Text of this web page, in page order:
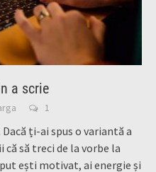
a scrie
1
ți-ai spus o variantă a
să treci de la vorbe la
ești motivat, ai energie și